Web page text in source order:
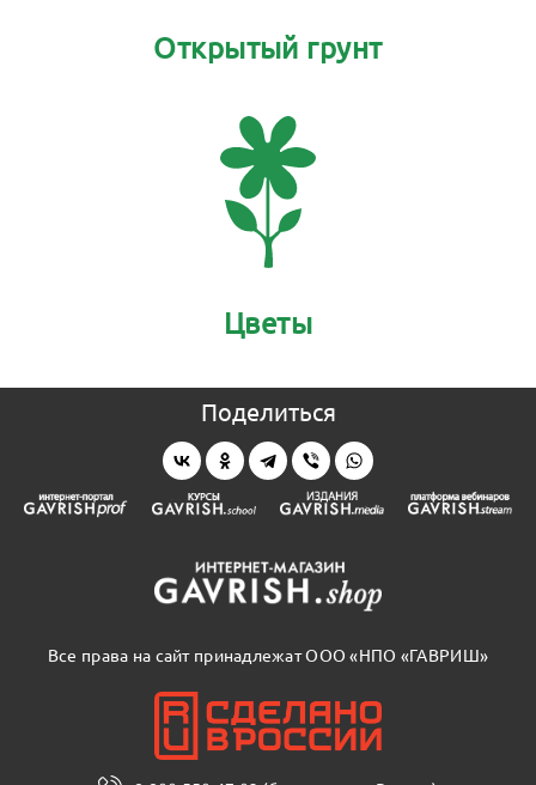
Открытый грунт
Цветы
Поделиться
Все права на сайт принадлежат ООО «НПО «ГАВРИШ»